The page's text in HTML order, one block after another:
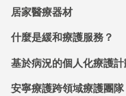
居家醫療器材
什麼是緩和療護服務？
基於病況的個人化療護
安寧療護跨領域療護團隊